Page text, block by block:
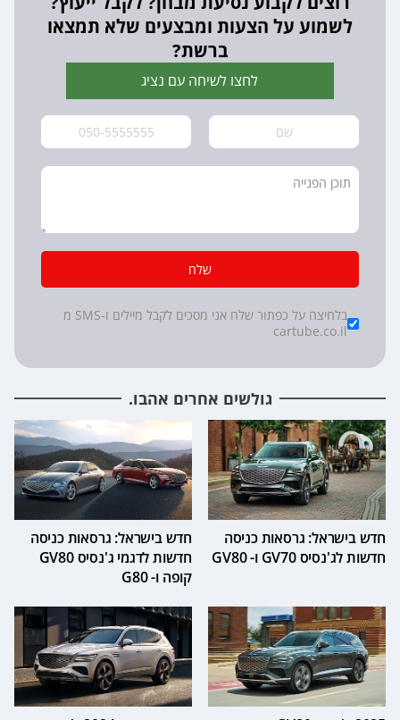
לשמוע על הצעות ומבצעים שלא תמצאו
ברשת?
לחצו לשיחה עם נציג
שלח
Checkboxes
*
בלחיצה על כפתור שלח אני מסכים לקבל מיילים ו-SMS מ
cartube.co.il
גולשים אחרים אהבו.
חדש בישראל: גרסאות כניסה
חדשות לג'נסיס GV70 ו- GV80
חדש בישראל: גרסאות כניסה
חדשות לדגמי ג'נסיס GV80
קופה ו- G80